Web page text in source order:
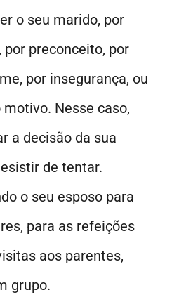
o seu marido, por
por preconceito, por
por insegurança, ou
Nesse caso,
a decisão da sua
de tentar.
o seu esposo para
para as refeições
aos parentes,
grupo.